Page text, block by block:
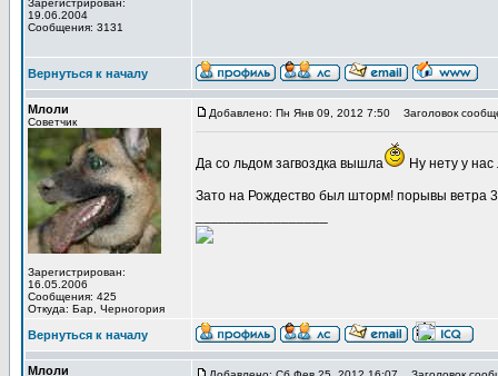
Зарегистрирован:
19.06.2004
Сообщения: 3131
Вернуться к началу
Млоли
Советчик
Зарегистрирован:
16.05.2006
Сообщения: 425
Откуда: Бар, Черногория
Добавлено: Пн Янв 09, 2012 7:50 Заголовок
Да со льдом загвоздка вышла Ну нету у
Зато на Рождество был шторм! порывы ветра
Вернуться к началу
Млоли